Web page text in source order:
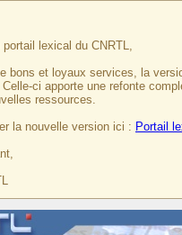
lexical du CNRTL,
bons et loyaux services, la
Celle-ci apporte une refonte
ressources.
la nouvelle version ici : Portail